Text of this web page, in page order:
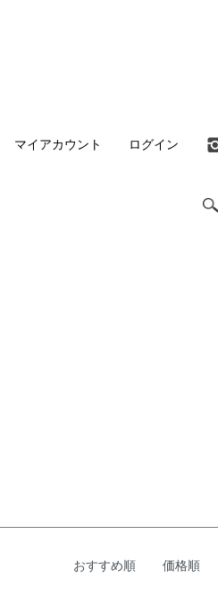
マイアカウント ログイン
おすすめ順 価格順